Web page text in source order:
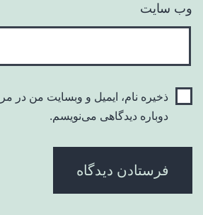
وب‌ سایت
ذخیره نام، ایمیل و وبسایت من در
دوباره دیدگاهی می‌نویسم.